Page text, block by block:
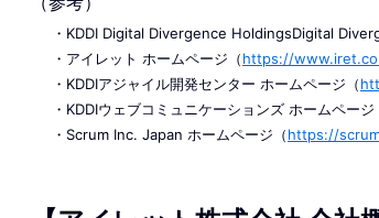
KDDI Digital Divergence HoldingsDigital
アイレット ホームページ（https://
KDDIアジャイル開発センター ホームページ（
KDDIウェブコミュニケーションズ ホームページ
Scrum Inc. Japan ホームページ（https://